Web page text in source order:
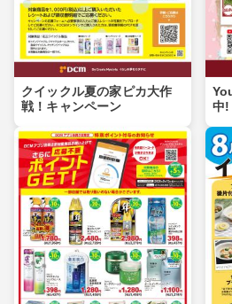
クイックル夏の家ピカ大作
戦！キャンペーン
中!